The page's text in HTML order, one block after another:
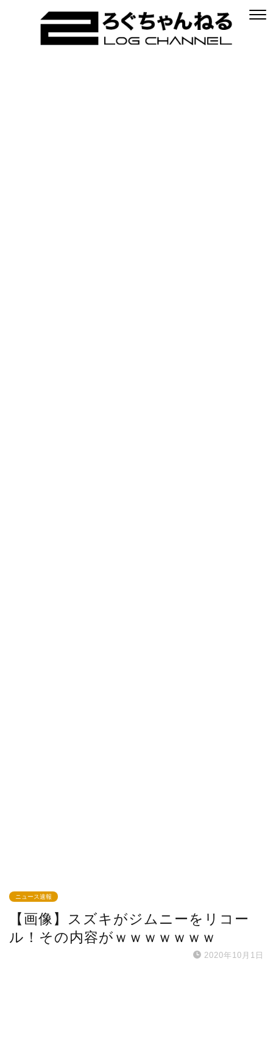
ニュース速報
【画像】スズキがジムニーをリコー
ル！その内容がｗｗｗｗｗｗｗ
2020年10月1日